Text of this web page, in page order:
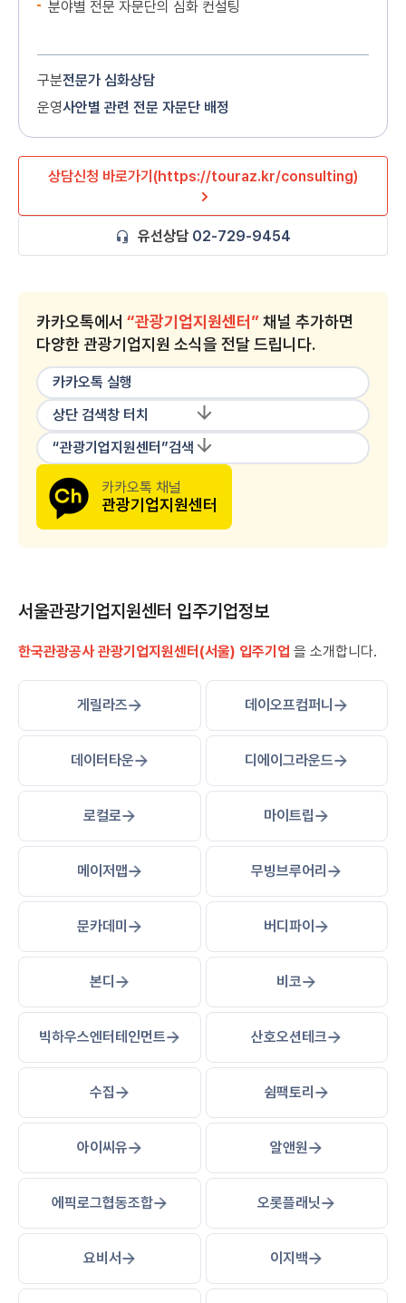
분야별 전문 자문단의 심화 컨설팅
구분전문가 심화상담
운영사안별 관련 전문 자문단 배정
상담신청 바로가기(https://touraz.kr/consulting)
유선상담 02-729-9454
카카오톡에서 “관광기업지원센터” 채널 추가하면
다양한 관광기업지원 소식을 전달 드립니다.
카카오톡 실행
상단 검색창 터치
“관광기업지원센터”검색
카카오톡 채널
관광기업지원센터
서울관광기업지원센터 입주기업정보
한국관광공사 관광기업지원센터(서울) 입주기업 을 소개합니다.
게릴라즈 데이오프컴퍼니
데이터타운 디에이그라운드
로컬로 마이트립
메이저맵 무빙브루어리
문카데미 버디파이
본디 비코
빅하우스엔터테인먼트 산호오션테크
수집 쉼팩토리
아이씨유 알앤원
에픽로그협동조합 오롯플래닛
요비서 이지백